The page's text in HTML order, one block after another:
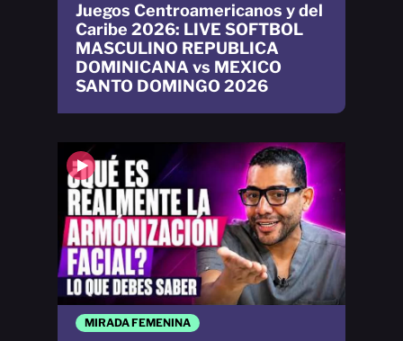
MIRADA FEMENINA
Juegos Centroamericanos y del
Caribe 2026: LIVE SOFTBOL
MASCULINO REPUBLICA
DOMINICANA vs MEXICO
SANTO DOMINGO 2026